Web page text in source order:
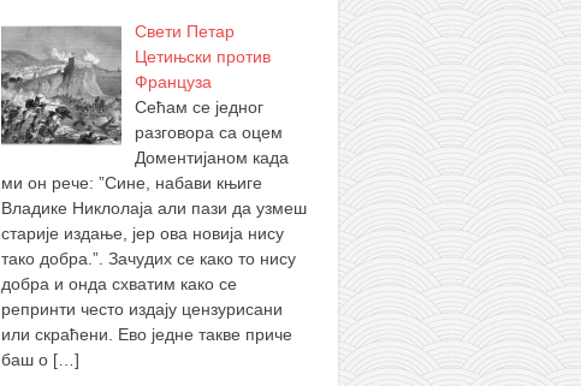
Свети Петар
Цетињски против
Француза
Сећам се једног
разговора са оцем
Доментијаном када
ми он рече: ”Сине, набави књиге
Владике Никлолаја али пази да узмеш
старије издање, јер ова новија нису
тако добра.”. Зачудих се како то нису
добра и онда схватим како се
репринти често издају цензурисани
или скраћени. Ево једне такве приче
баш о […]